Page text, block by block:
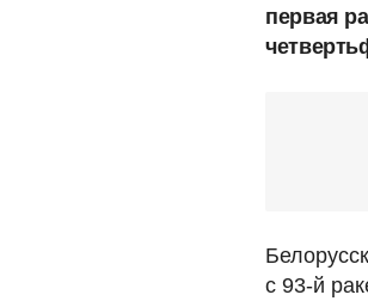
первая
с 93-й